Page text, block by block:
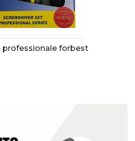
professionale forbest